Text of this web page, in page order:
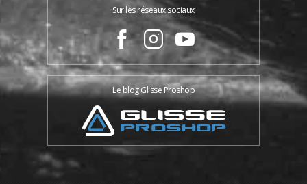
Sur les réseaux sociaux
Le blog Glisse Proshop